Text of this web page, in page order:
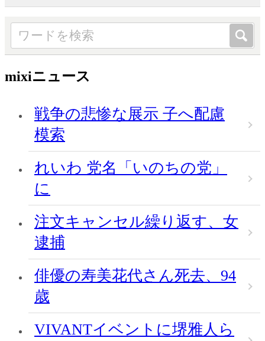
mixiニュース
戦争の悲惨な展示 子へ配慮
模索
れいわ 党名「いのちの党」
に
注文キャンセル繰り返す、女
逮捕
俳優の寿美花代さん死去、94
歳
VIVANTイベントに堺雅人ら